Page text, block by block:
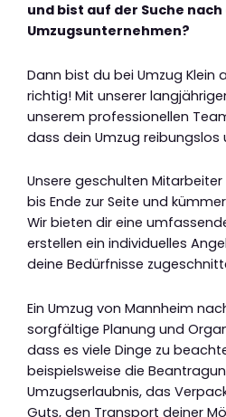
und bist auf der Suche
Umzugsunternehmen?
Dann bist du bei Umzug Klein
richtig! Mit unserer
unserem professionellen
dass dein Umzug
Unsere geschulten
bis Ende zur Seite und
Wir bieten dir eine
erstellen ein individuelles
deine Bedürfnisse
Ein Umzug von Mannheim
sorgfältige Planung und
dass es viele Dinge zu
beispielsweise die
Umzugserlaubnis, das
Guts, den Transport deiner